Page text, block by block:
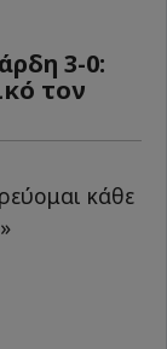
3-0:
τον